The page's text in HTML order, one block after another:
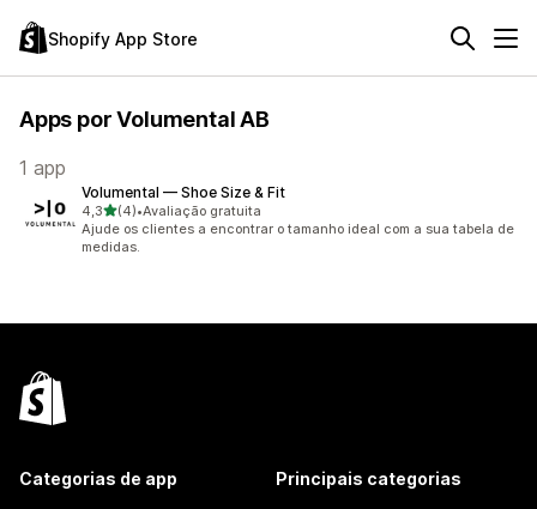
Shopify App Store
Apps por Volumental AB
1 app
Volumental — Shoe Size & Fit
4,3de 5 estrelas
(4)
4 avaliações ao todo
•Avaliação gratuita
Ajude os clientes a encontrar o tamanho ideal com a sua tabela de
medidas.
Categorias de app Principais categorias